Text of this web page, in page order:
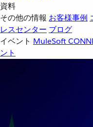
資料
その他の情報 お客様事例
レスセンター ブログ
イベント MuleSoft
ント